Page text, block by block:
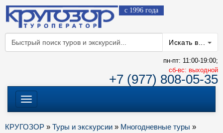
с 1996 года
Искать в...
пн-пт: 11:00-19:00;
cб-вс: выходной
+7 (977) 808-05-35
Меню
КРУГОЗОР » Туры и экскурсии » Многодневные туры »